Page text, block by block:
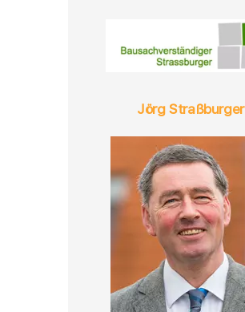
Jörg Straßburger